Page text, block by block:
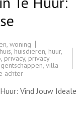
, woning
huis, huisdieren, huur,
, privacy, privacy-
, villa
achterop
Huis
Met
Vind Jouw Ideale